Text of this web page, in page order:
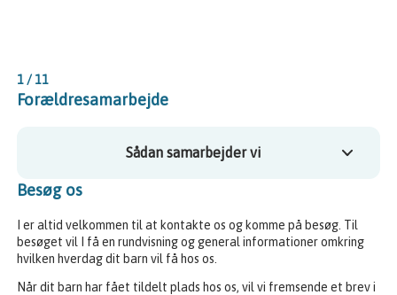
1 / 11
Forældresamarbejde
Sådan samarbejder vi
Besøg os
I er altid velkommen til at kontakte os og komme på besøg. Til
besøget vil I få en rundvisning og general informationer omkring
hvilken hverdag dit barn vil få hos os.
Når dit barn har fået tildelt plads hos os, vil vi fremsende et brev i